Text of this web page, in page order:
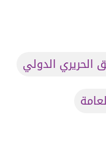
الحريري الدولي